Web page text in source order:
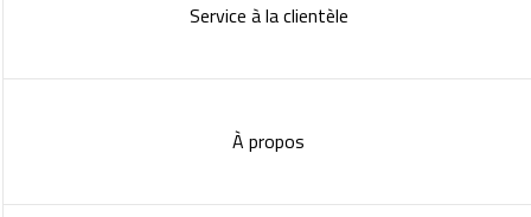
Service à la clientèle
À propos